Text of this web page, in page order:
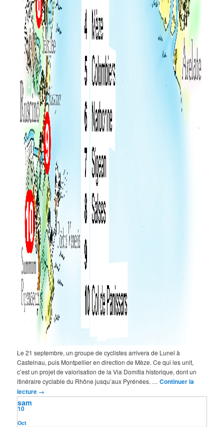
Le 21 septembre, un groupe de cyclistes arrivera de Lunel à
Castelnau, puis Montpellier en direction de Mèze. Ce qui les unit,
c’est un projet de valorisation de la Via Domitia historique, dont un
itinéraire cyclable du Rhône jusqu’aux Pyrénées. …Continuer la
lecture →
Oct
10
sam